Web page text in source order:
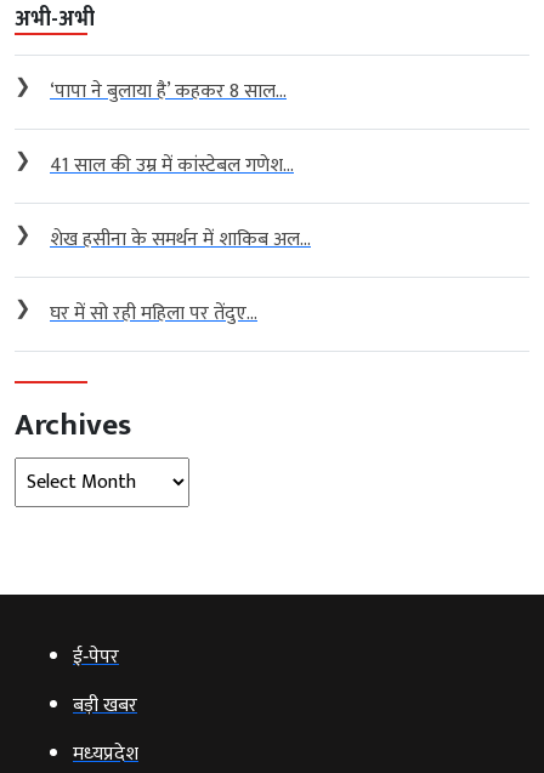
अभी-अभी
❯ ‘पापा ने बुलाया है’ कहकर 8 साल...
❯ 41 साल की उम्र में कांस्टेबल गणेश...
❯ शेख हसीना के समर्थन में शाकिब अल...
❯ घर में सो रही महिला पर तेंदुए...
Archives
Archives
ई‑पेपर
बड़ी खबर
मध्‍यप्रदेश